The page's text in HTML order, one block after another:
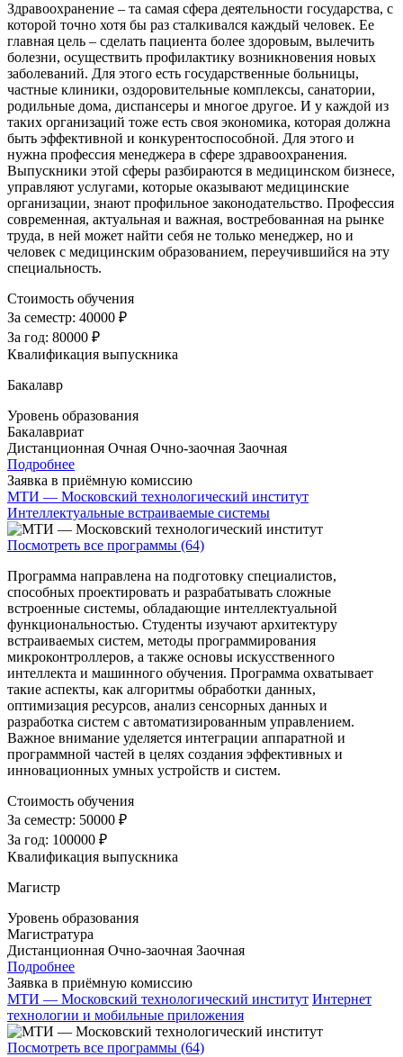
Здравоохранение – та самая сфера деятельности государства, с
которой точно хотя бы раз сталкивался каждый человек. Ее
главная цель – сделать пациента более здоровым, вылечить
болезни, осуществить профилактику возникновения новых
заболеваний. Для этого есть государственные больницы,
частные клиники, оздоровительные комплексы, санатории,
родильные дома, диспансеры и многое другое. И у каждой из
таких организаций тоже есть своя экономика, которая должна
быть эффективной и конкурентоспособной. Для этого и
нужна профессия менеджера в сфере здравоохранения.
Выпускники этой сферы разбираются в медицинском бизнесе,
управляют услугами, которые оказывают медицинские
организации, знают профильное законодательство. Профессия
современная, актуальная и важная, востребованная на рынке
труда, в ней может найти себя не только менеджер, но и
человек с медицинским образованием, переучившийся на эту
специальность.
Стоимость обучения
За семестр: 40000 ₽
За год: 80000 ₽
Квалификация выпускника
Бакалавр
Уровень образования
Бакалавриат
Дистанционная Очная Очно-заочная Заочная
Подробнее
Заявка в приёмную комиссию
МТИ — Московский технологический институт
Интеллектуальные встраиваемые системы
Посмотреть все программы (64)
Программа направлена на подготовку специалистов,
способных проектировать и разрабатывать сложные
встроенные системы, обладающие интеллектуальной
функциональностью. Студенты изучают архитектуру
встраиваемых систем, методы программирования
микроконтроллеров, а также основы искусственного
интеллекта и машинного обучения. Программа охватывает
такие аспекты, как алгоритмы обработки данных,
оптимизация ресурсов, анализ сенсорных данных и
разработка систем с автоматизированным управлением.
Важное внимание уделяется интеграции аппаратной и
программной частей в целях создания эффективных и
инновационных умных устройств и систем.
Стоимость обучения
За семестр: 50000 ₽
За год: 100000 ₽
Квалификация выпускника
Магистр
Уровень образования
Магистратура
Дистанционная Очно-заочная Заочная
Подробнее
Заявка в приёмную комиссию
МТИ — Московский технологический институт Интернет
технологии и мобильные приложения
Посмотреть все программы (64)